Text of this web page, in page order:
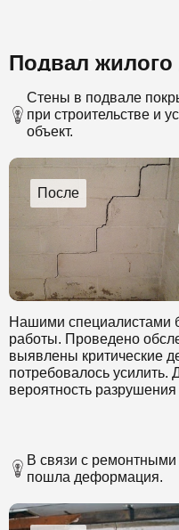
Подвал
Стены в подвале
при строительстве и
объект.
Нашими специалистами
работы. Проведено
выявлены критические
потребовалось усилить.
вероятность
В связи с
пошла деформация.